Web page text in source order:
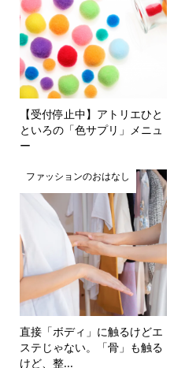
【受付停止中】アトリエひと
といろの「色サプリ」メニュ
ー
ファッションのおはなし
直接「ボディ」に触るけどエ
ステじゃない。「骨」も触る
けど、整...